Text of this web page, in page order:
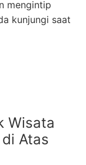
mengintip
kunjungi saat
Wisata
Atas